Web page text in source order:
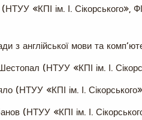
(НТУУ «КПІ ім. І.
з англійської мови та
(НТУУ «КПІ ім. І.
(НТУУ «КПІ ім. І.
(НТУУ «КПІ ім. І.